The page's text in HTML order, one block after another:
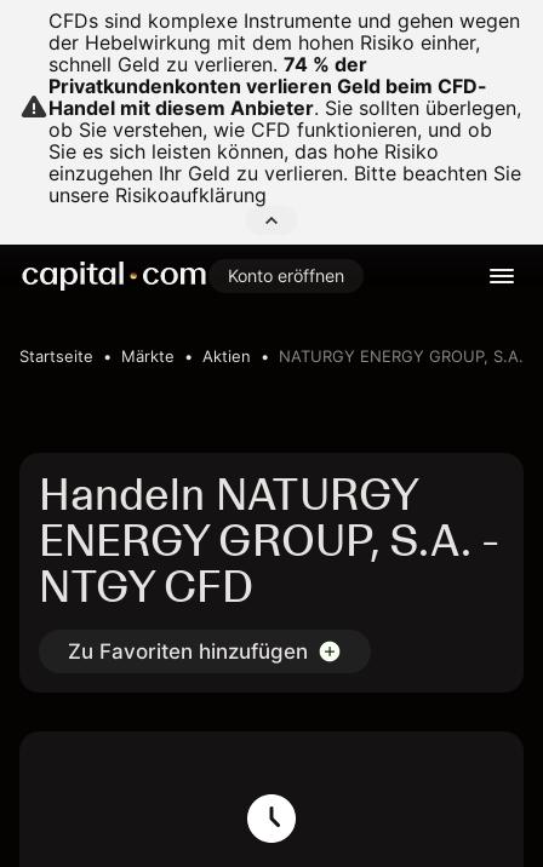
CFDs sind komplexe Instrumente und gehen wegen
der Hebelwirkung mit dem hohen Risiko einher,
schnell Geld zu verlieren. 74 % der
Privatkundenkonten verlieren Geld beim CFD-
Handel mit diesem Anbieter. Sie sollten überlegen,
ob Sie verstehen, wie CFD funktionieren, und ob
Sie es sich leisten können, das hohe Risiko
einzugehen Ihr Geld zu verlieren. Bitte beachten Sie
unsere Risikoaufklärung
Konto eröffnen
Startseite Märkte Aktien NATURGY ENERGY GROUP, S.A.
Handeln NATURGY
ENERGY GROUP, S.A. -
NTGY CFD
Zu Favoriten hinzufügen